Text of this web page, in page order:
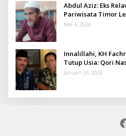
Abdul Aziz: Eks
Pariwisata Timor
Takmir Kalisat
Mei 4, 2026
Innalillahi, KH
Tutup Usia: Qori
Mantan Kadis
Januari 26, 2026